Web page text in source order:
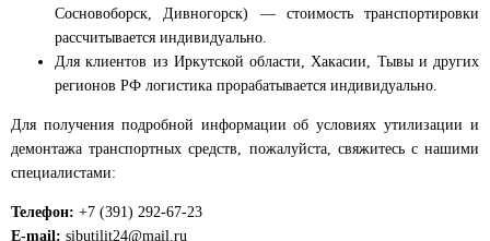
Сосновоборск, Дивногорск) — стоимость транспортировки
рассчитывается индивидуально.
Для клиентов из Иркутской области, Хакасии, Тывы и других
регионов РФ логистика прорабатывается индивидуально.
Для получения подробной информации об условиях утилизации и
демонтажа транспортных средств, пожалуйста, свяжитесь с нашими
специалистами:
Телефон: +7 (391) 292-67-23
E-mail: sibutilit24@mail.ru